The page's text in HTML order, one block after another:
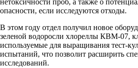
нетоксичности проб, а также о
опасности, если исследуются отходы.
В этом году отдел получил новое
зеленой водоросли хлореллы КВМ-07,
используемые для выращивания тест-
испытаний, что позволит расширить
исследований.